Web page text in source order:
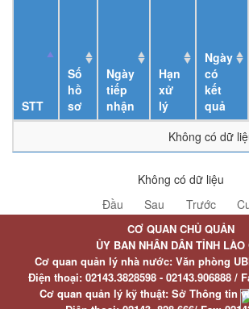
STT
Số
hồ
sơ
Ngày
tiếp
nhận
Hạn
xử
lý
Ngày
có
kết
quả
Không có dữ
Không có dữ liệu
Đầu
Sau Trước
CƠ QUAN CHỦ QUẢN
ỦY BAN NHÂN DÂN TỈNH LÀO
Cơ quan quản lý nhà nước: Văn phòng
Điện thoại:02143.3828598 - 02143.906888 /
Cơ quan quản lý kỹ thuật: Sở Thông tin